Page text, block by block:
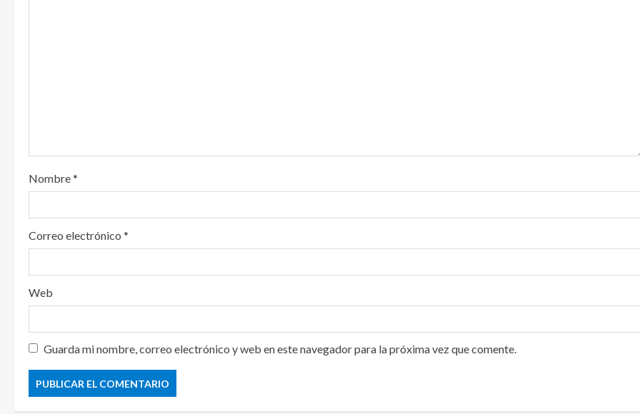
Nombre*
Correo electrónico *
Web
Guarda mi nombre, correo electrónico y web en este navegador para la próxima vez que comente.